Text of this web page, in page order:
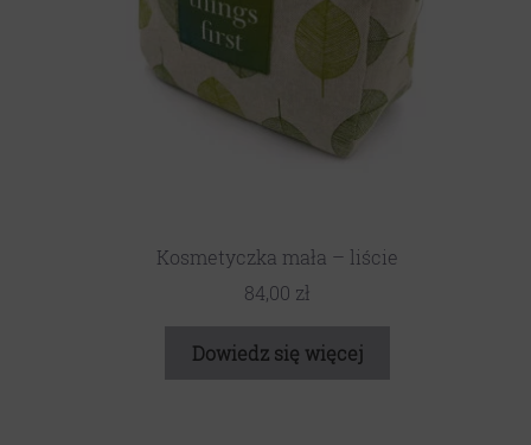
Kosmetyczka mała – liście
84,00 zł
Dowiedz się więcej